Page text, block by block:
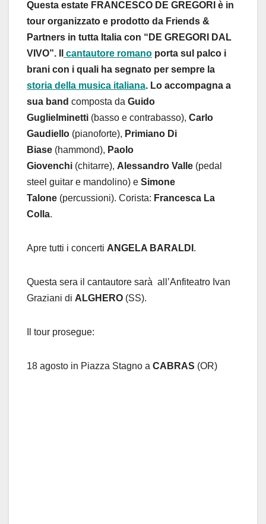
Questa estate FRANCESCO DE GREGORI è in
tour organizzato e prodotto da Friends &
Partners in tutta Italia con “DE GREGORI DAL
VIVO”. Il
cantautore romano porta sul palco i
brani con i quali ha segnato per sempre la
storia della musica italiana. Lo accompagna a
sua band composta da Guido
Guglielminetti (basso e contrabasso), Carlo
Gaudiello (pianoforte), Primiano Di
Biase (hammond), Paolo
Giovenchi (chitarre), Alessandro Valle (pedal
steel guitar e mandolino) e Simone
Talone (percussioni). Corista: Francesca La
Colla.
Apre tutti i concerti ANGELA BARALDI .
Questa sera il cantautore sarà all’Anfiteatro Ivan
Graziani di ALGHERO (SS).
Il tour prosegue:
18 agosto in Piazza Stagno a CABRAS (OR)